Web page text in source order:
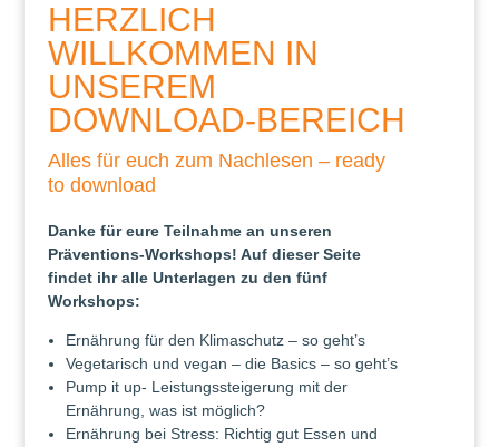
HERZLICH
WILLKOMMEN IN
UNSEREM
DOWNLOAD-BEREICH
Alles für euch zum Nachlesen – ready
to download
Danke für eure Teilnahme an unseren
Präventions-Workshops! Auf dieser Seite
findet ihr alle Unterlagen zu den fünf
Workshops:
Ernährung für den Klimaschutz – so geht’s
Vegetarisch und vegan – die Basics – so geht’s
Pump it up- Leistungssteigerung mit der
Ernährung, was ist möglich?
Ernährung bei Stress: Richtig gut Essen und